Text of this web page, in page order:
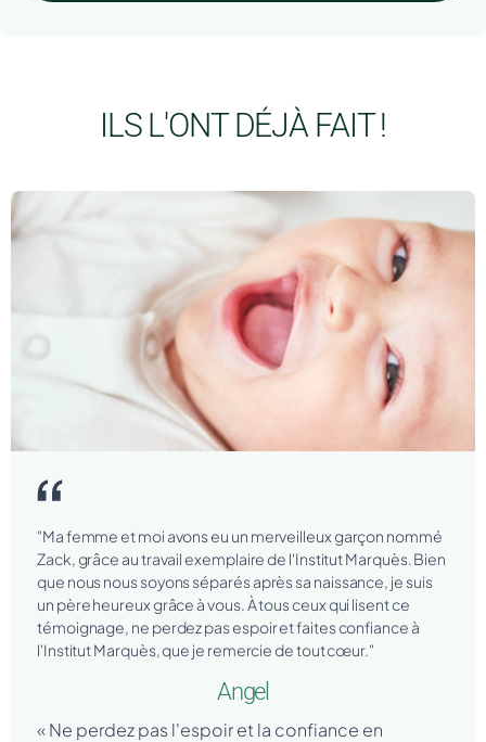
ILS L'ONT DÉJÀ FAIT !
"Ma femme et moi avons eu un merveilleux garçon nommé
Zack, grâce au travail exemplaire de l'Institut Marquès. Bien
que nous nous soyons séparés après sa naissance, je suis
un père heureux grâce à vous. À tous ceux qui lisent ce
témoignage, ne perdez pas espoir et faites confiance à
l'Institut Marquès, que je remercie de tout cœur."
Angel
« Ne perdez pas l'espoir et la confiance en